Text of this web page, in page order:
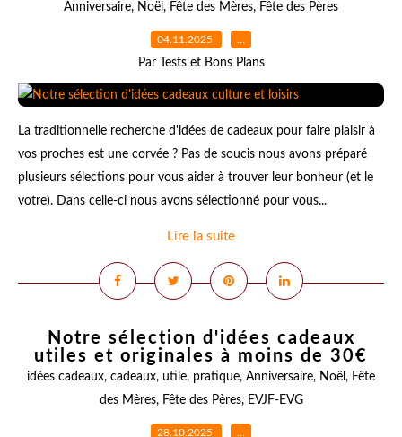
Anniversaire, Noël , Fête des Mères, Fête des Pères
04.11.2025 …
Par Tests et Bons Plans
La traditionnelle recherche d'idées de cadeaux pour faire plaisir à
vos proches est une corvée ? Pas de soucis nous avons préparé
plusieurs sélections pour vous aider à trouver leur bonheur (et le
votre). Dans celle-ci nous avons sélectionné pour vous...
Lire la suite
Notre sélection d'idées cadeaux
utiles et originales à moins de 30€
idées cadeaux, cadeaux, utile, pratique, Anniversaire, Noël , Fête
des Mères, Fête des Pères, EVJF-EVG
28.10.2025 …